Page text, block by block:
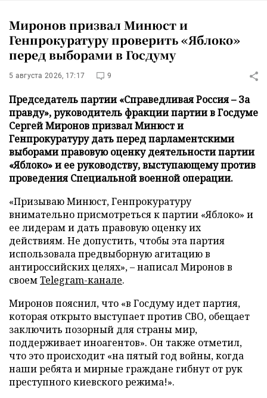
Миронов призвал Минюст и
Генпрокуратуру проверить «Яблоко»
перед выборами в Госдуму
5 августа 2026, 17:17 9
Председатель партии «Справедливая Россия – За
правду», руководитель фракции партии в Госдуме
Сергей Миронов призвал Минюст и
Генпрокуратуру дать перед парламентскими
выборами правовую оценку деятельности партии
«Яблоко» и ее руководству, выступающему против
проведения Специальной военной операции.
«Призываю Минюст, Генпрокуратуру
внимательно присмотреться к партии «Яблоко» и
ее лидерам и дать правовую оценку их
действиям. Не допустить, чтобы эта партия
использовала предвыборную агитацию в
антироссийских целях», – написал Миронов в
своемTelegram-канале.
Миронов пояснил, что «в Госдуму идет партия,
которая открыто выступает против СВО, обещает
заключить позорный для страны мир,
поддерживает иноагентов». Он также отметил,
что это происходит «на пятый год войны, когда
наши ребята и мирные граждане гибнут от рук
преступного киевского режима!».